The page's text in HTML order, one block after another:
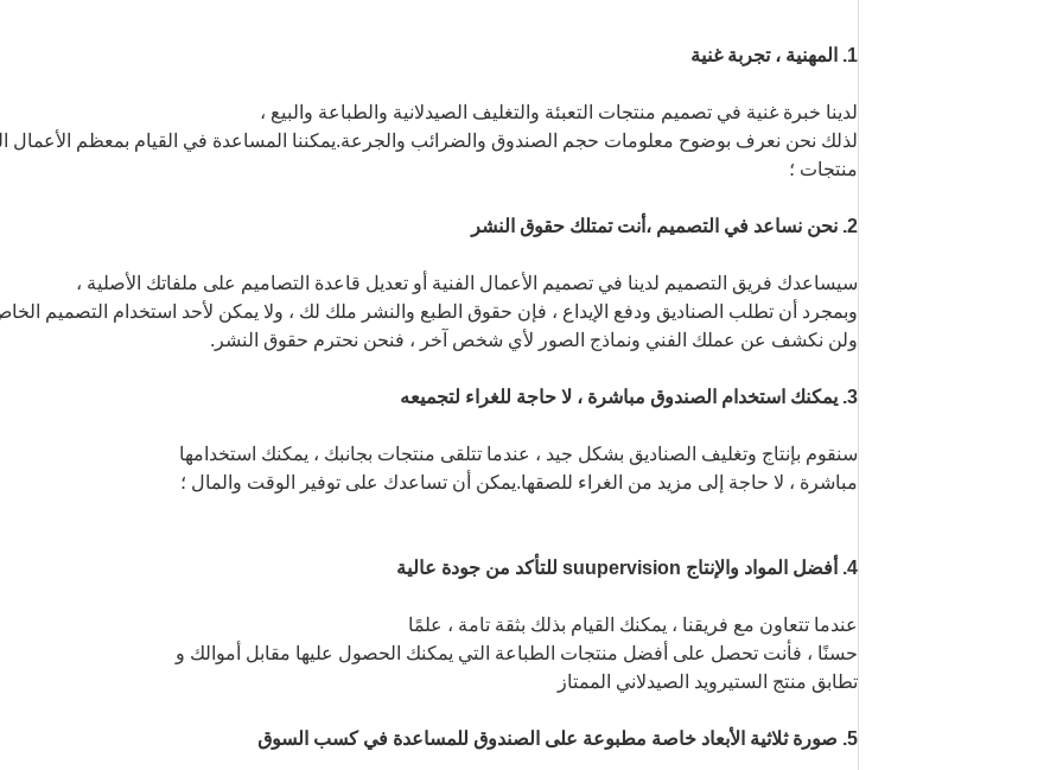
1. المهنية ، تجربة غنية
لدينا خبرة غنية في تصميم منتجات التعبئة والتغليف الصيدلانية والطباعة والبيع ،
لذلك نحن نعرف بوضوح معلومات حجم الصندوق والضرائب والجرعة.يمكننا المساعدة في القيام بمعظم الأعمال
منتجات ؛
2. نحن نساعد في التصميم ، أنت تمتلك حقوق النشر
سيساعدك فريق التصميم لدينا في تصميم الأعمال الفنية أو تعديل قاعدة التصاميم على ملفاتك الأصلية ،
وبمجرد أن تطلب الصناديق ودفع الإيداع ، فإن حقوق الطبع والنشر ملك لك ، ولا يمكن لأحد استخدام التصميم
ولن نكشف عن عملك الفني ونماذج الصور لأي شخص آخر ، فنحن نحترم حقوق النشر.
3. يمكنك استخدام الصندوق مباشرة ، لا حاجة للغراء لتجميعه
سنقوم بإنتاج وتغليف الصناديق بشكل جيد ، عندما تتلقى منتجات بجانبك ، يمكنك استخدامها
مباشرة ، لا حاجة إلى مزيد من الغراء للصقها.يمكن أن تساعدك على توفير الوقت والمال ؛
4. أفضل المواد والإنتاج suupervision للتأكد من جودة عالية
عندما تتعاون مع فريقنا ، يمكنك القيام بذلك بثقة تامة ، علمًا
حسنًا ، فأنت تحصل على أفضل منتجات الطباعة التي يمكنك الحصول عليها مقابل أموالك و
تطابق منتج الستيرويد الصيدلاني الممتاز
5. صورة ثلاثية الأبعاد خاصة مطبوعة على الصندوق للمساعدة في كسب السوق